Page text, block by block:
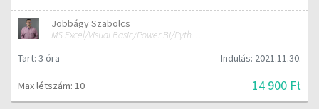
Jobbágy Szabolcs
MS Excel/Visual Basic/Power BI/Python adatelemzési szakértő
Tart: 3 óra
Indulás: 2021.11.30.
Max létszám: 10 14 900 Ft